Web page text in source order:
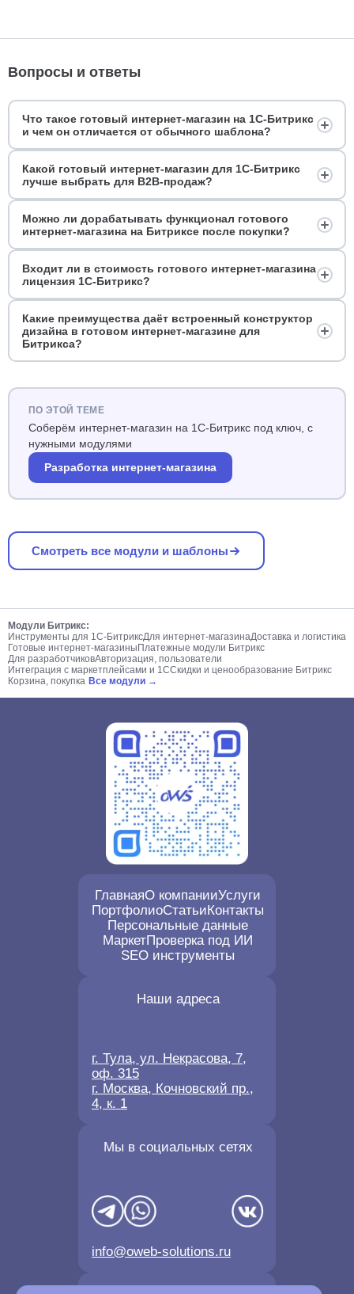
Вопросы и ответы
Что такое готовый интернет-магазин на 1С-Битрикс
и чем он отличается от обычного шаблона?
Какой готовый интернет-магазин для 1С-Битрикс
лучше выбрать для B2B-продаж?
Можно ли дорабатывать функционал готового
интернет-магазина на Битриксе после покупки?
Входит ли в стоимость готового интернет-магазина
лицензия 1С-Битрикс?
Какие преимущества даёт встроенный конструктор
дизайна в готовом интернет-магазине для
Битрикса?
ПО ЭТОЙ ТЕМЕ
Соберём интернет-магазин на 1С-Битрикс под ключ, с
нужными модулями
Разработка интернет-магазина
Смотреть все модули и шаблоны
Модули Битрикс:
Инструменты для 1С-БитриксДля интернет-магазинаДоставка и логистика
Готовые интернет-магазины Платежные модули Битрикс
Для разработчиковАвторизация, пользователи
Интеграция с маркетплейсами и 1ССкидки и ценообразование Битрикс
Корзина, покупка Все модули →
ГлавнаяО компанииУслуги
ПортфолиоСтатьиКонтакты
Персональные данные
МаркетПроверка под ИИ
SEO инструменты
Мы в социальных сетях
info@oweb-solutions.ru
Наши адреса
г. Тула, ул. Некрасова, 7,
оф. 315
г. Москва, Кочновский пр.,
4, к. 1